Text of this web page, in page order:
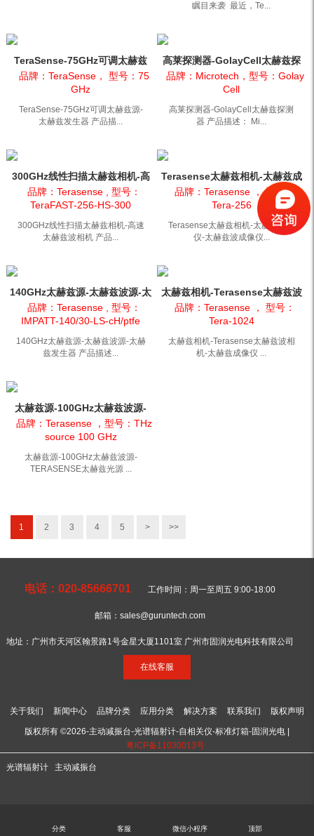
瞩目来袭 最近，Te...
TeraSense-75GHz可调太赫兹
源-太赫兹发生器
品牌：TeraSense， 型号：75
GHz
TeraSense-75GHz可调太赫兹源-
太赫兹发生器 产品描...
高莱探测器-GolayCell太赫兹探
测器
品牌：Microtech，型号：Golay
Cell
高莱探测器-GolayCell太赫兹探测
器 产品描述： Mi...
300GHz线性扫描太赫兹相机-高
速太赫兹波相机
品牌：Terasense , 型号：
TeraFAST-256-HS-300
300GHz线性扫描太赫兹相机-高速
太赫兹波相机 产品...
Terasense太赫兹相机-太赫兹成
像仪-太赫兹波成像仪
品牌：Terasense ， 型号：
Tera-256
Terasense太赫兹相机-太赫兹成像
仪-太赫兹波成像仪...
140GHz太赫兹源-太赫兹波源-太
赫兹发生器
品牌：Terasense , 型号：
IMPATT-140/30-LS-cH/ptfe
140GHz太赫兹源-太赫兹波源-太赫
兹发生器 产品描述...
太赫兹相机-Terasense太赫兹波
相机-太赫兹成像仪
品牌：Terasense ， 型号：
Tera-1024
太赫兹相机-Terasense太赫兹波相
机-太赫兹成像仪 ...
太赫兹源-100GHz太赫兹波源-
TERASENSE太赫兹光源
品牌：Terasense ，型号：THz
source 100 GHz
太赫兹源-100GHz太赫兹波源-
TERASENSE太赫兹光源 ...
1 2 3 4 5 > >>
电话：020-85666701 工作时间：周一至周五 9:00-18:00
邮箱：sales@guruntech.com
地址：广州市天河区翰景路1号金星大厦1101室 广州市固润光电科技有限公司
在线客服
关于我们 新闻中心 品牌分类 应用分类 解决方案 联系我们 版权声明
版权所有 ©2026-主动减振台-光谱辐射计-自相关仪-标准灯箱-固润光电 |
粤ICP备11030013号
光谱辐射计 主动减振台
分类 客服 微信小程序 顶部